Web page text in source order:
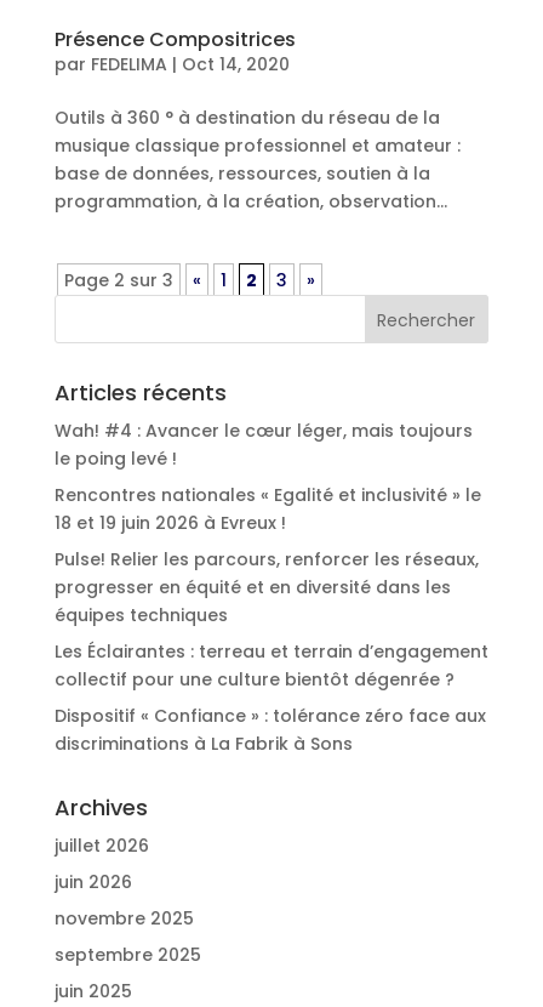
Présence Compositrices
par FEDELIMA | Oct 14, 2020
Outils à 360 ° à destination du réseau de la
musique classique professionnel et amateur :
base de données, ressources, soutien à la
programmation, à la création, observation…
Page 2 sur 3 « 1 2 3 »
Articles récents
Wah! #4 : Avancer le cœur léger, mais toujours
le poing levé !
Rencontres nationales « Egalité et inclusivité » le
18 et 19 juin 2026 à Evreux !
Pulse! Relier les parcours, renforcer les réseaux,
progresser en équité et en diversité dans les
équipes techniques
Les Éclairantes : terreau et terrain d’engagement
collectif pour une culture bientôt dégenrée ?
Dispositif « Confiance » : tolérance zéro face aux
discriminations à La Fabrik à Sons
Archives
juillet 2026
juin 2026
novembre 2025
septembre 2025
juin 2025